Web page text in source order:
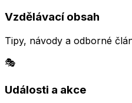
Vzdělávací obsah
Tipy, návody a odborné
🎭
Události a akce